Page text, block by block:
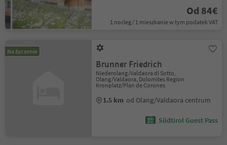
Od 84€
1 nocleg / 1 mieszkanie w tym podatek VAT
Na życzenie
Brunner Friedrich
Niederolang/Valdaora di Sotto,
Olang/Valdaora, Dolomites Region
Kronplatz/Plan de Corones
1.5 km od Olang/Valdaora centrum
Südtirol Guest Pass